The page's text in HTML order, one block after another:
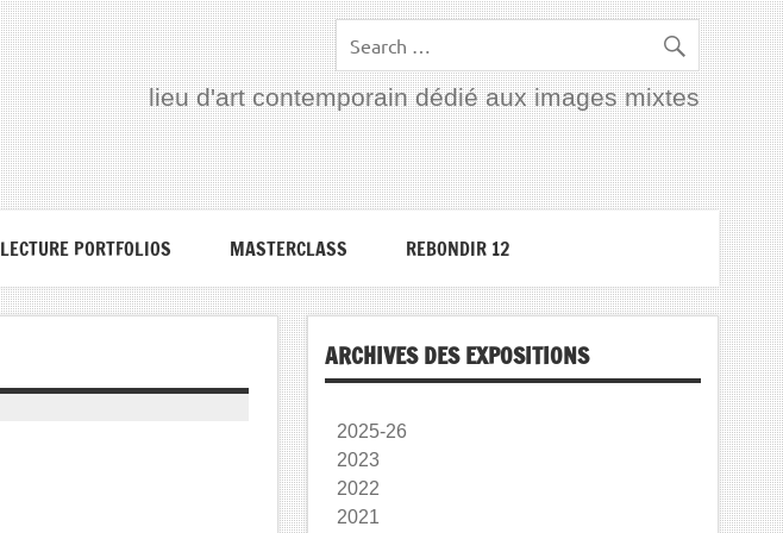
lieu d'art contemporain dédié aux images mixtes
LECTURE PORTFOLIOS MASTERCLASS REBONDIR 12
ARCHIVES DES EXPOSITIONS
2025-26
2023
2022
2021